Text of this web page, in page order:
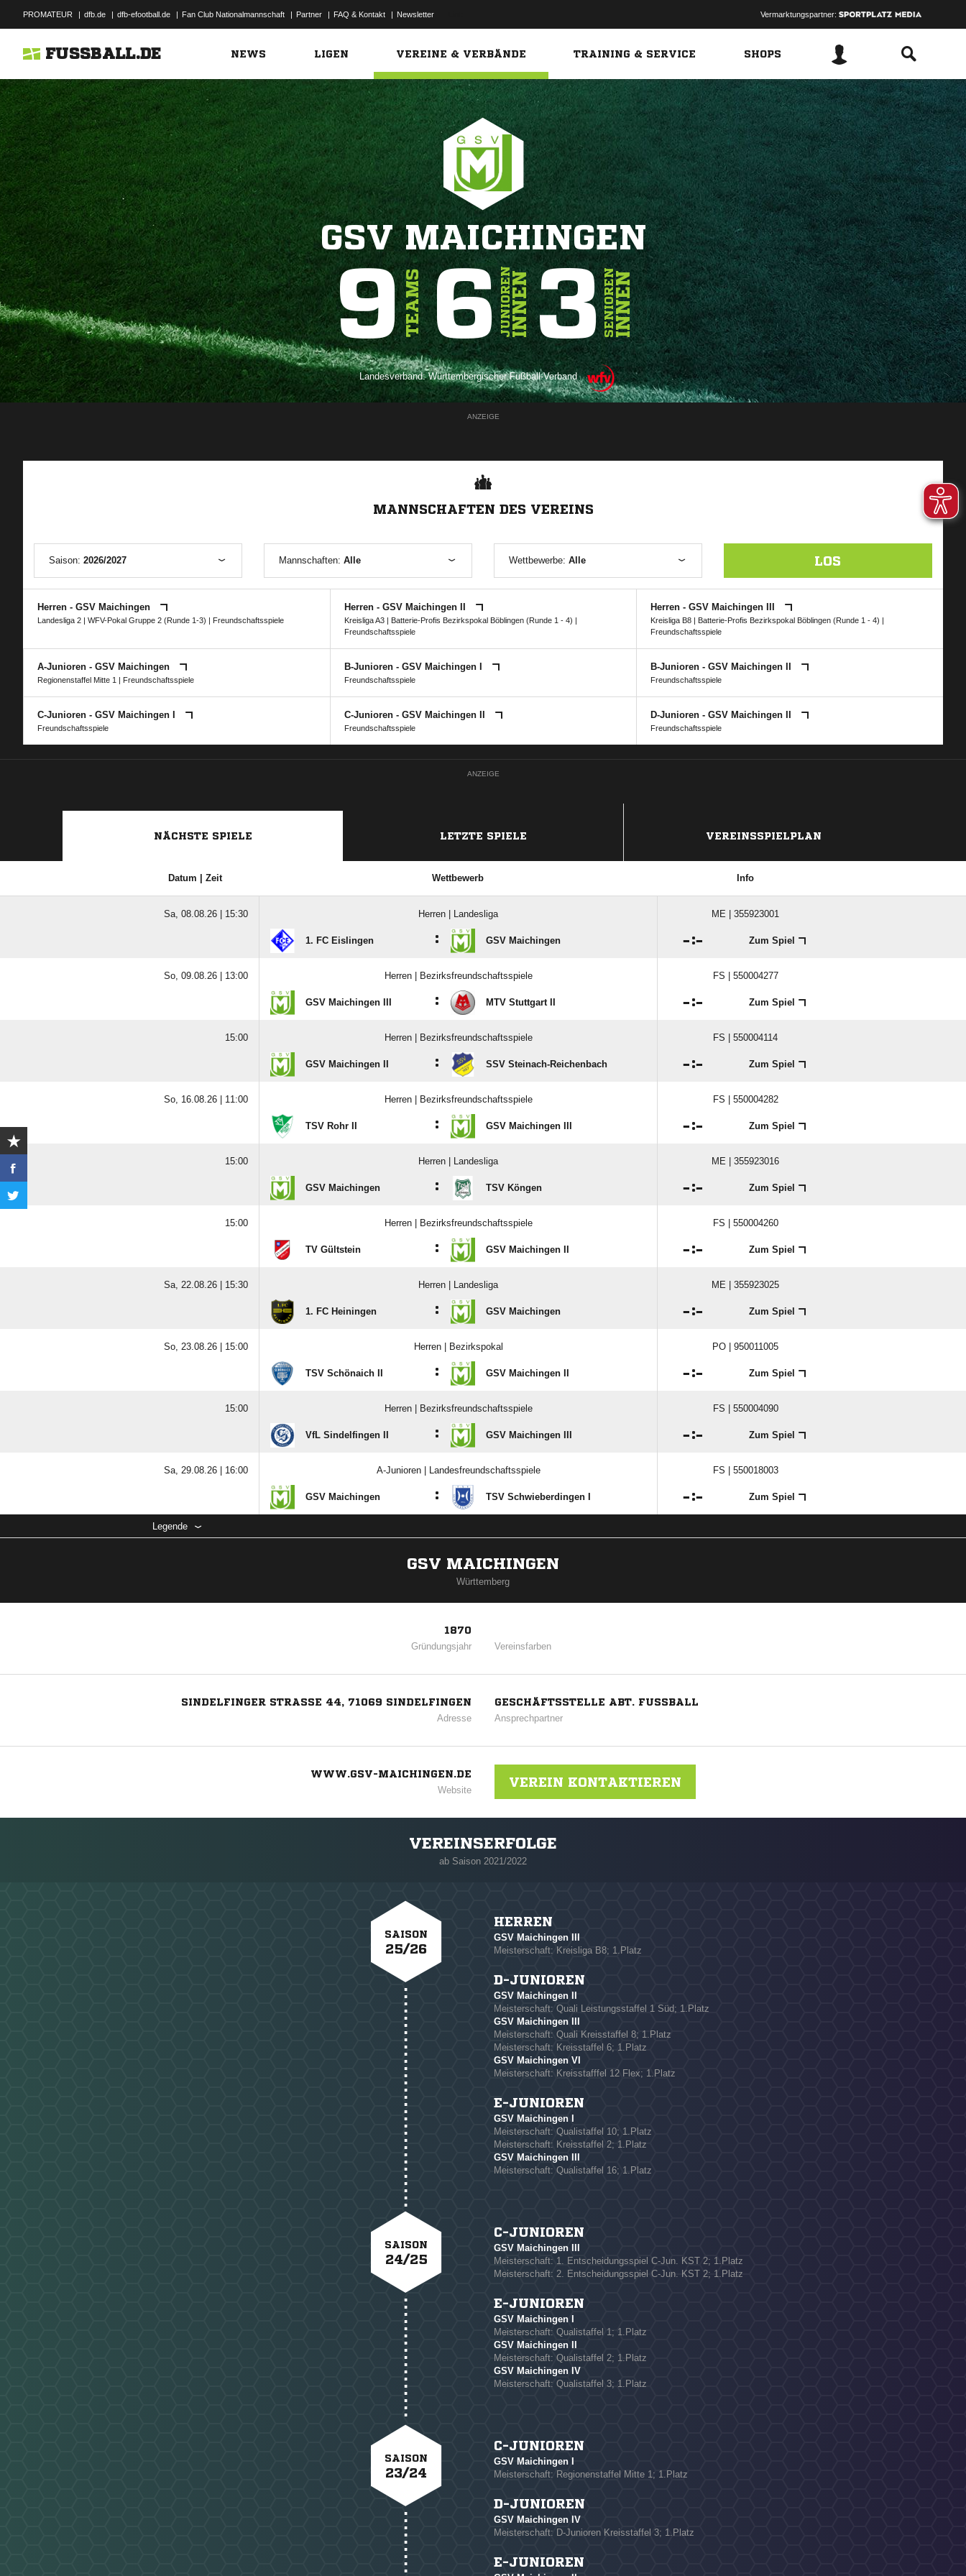
PROMATEUR | dfb.de | dfb-efootball.de | Fan Club Nationalmannschaft | Partner | FAQ & Kontakt | Newsletter Vermarktungspartner:
FUSSBALL.DE NEWS LIGEN VEREINE & VERBÄNDE TRAINING & SERVICE SHOPS
GSV MAICHINGEN
9TEAMS6JUNIORENINNEN3SENIORENINNEN
Landesverband:Württembergischer Fußball-Verband
ANZEIGE
MANNSCHAFTEN DES VEREINS
Saison: 2026/2027 Mannschaften: Alle Wettbewerbe: Alle LOS
Herren - GSV Maichingen
Landesliga 2 | WFV-Pokal Gruppe 2 (Runde 1-3) | Freundschaftsspiele
Herren - GSV Maichingen II
Kreisliga A3| Batterie-Profis Bezirkspokal Böblingen (Runde 1 - 4) |
Freundschaftsspiele
Herren - GSV Maichingen III
Kreisliga B8 | Batterie-Profis Bezirkspokal Böblingen (Runde 1 - 4) |
Freundschaftsspiele
A-Junioren - GSV Maichingen
Regionenstaffel Mitte 1 | Freundschaftsspiele
B-Junioren - GSV Maichingen I
Freundschaftsspiele
B-Junioren - GSV Maichingen II
Freundschaftsspiele
C-Junioren - GSV Maichingen I
Freundschaftsspiele
C-Junioren - GSV Maichingen II
Freundschaftsspiele
D-Junioren - GSV Maichingen II
Freundschaftsspiele
ANZEIGE
NÄCHSTE SPIELE LETZTE SPIELE VEREINSSPIELPLAN
Datum | Zeit Wettbewerb Info
Sa, 08.08.26 | 15:30 Herren | Landesliga ME | 355923001
1. FC Eislingen : GSV Maichingen : Zum Spiel
So, 09.08.26 | 13:00 Herren | Bezirksfreundschaftsspiele FS | 550004277
GSV Maichingen III : MTV Stuttgart II : Zum Spiel
15:00 Herren | Bezirksfreundschaftsspiele FS | 550004114
GSV Maichingen II : SSV Steinach-Reichenbach : Zum Spiel
So, 16.08.26 | 11:00 Herren | Bezirksfreundschaftsspiele FS | 550004282
TSV Rohr II : GSV Maichingen III : Zum Spiel
15:00 Herren | Landesliga ME | 355923016
GSV Maichingen : TSV Köngen : Zum Spiel
15:00 Herren | Bezirksfreundschaftsspiele FS | 550004260
TV Gültstein : GSV Maichingen II : Zum Spiel
Sa, 22.08.26 | 15:30 Herren | Landesliga ME | 355923025
1. FC Heiningen : GSV Maichingen : Zum Spiel
So, 23.08.26 | 15:00 Herren | Bezirkspokal PO | 950011005
TSV Schönaich II : GSV Maichingen II : Zum Spiel
15:00 Herren | Bezirksfreundschaftsspiele FS | 550004090
VfL Sindelfingen II : GSV Maichingen III : Zum Spiel
Sa, 29.08.26 | 16:00 A-Junioren | Landesfreundschaftsspiele FS | 550018003
GSV Maichingen : TSV Schwieberdingen I : Zum Spiel
Legende
GSV MAICHINGEN
Württemberg
1870
Gründungsjahr Vereinsfarben
SINDELFINGER STRASSE 44, 71069 SINDELFINGEN
Adresse
GESCHÄFTSSTELLE ABT. FUSSBALL
Ansprechpartner
WWW.GSV-MAICHINGEN.DE
Website
VEREIN KONTAKTIEREN
NACHRICHT SENDEN
* Pflichtfelder
VEREINSERFOLGE
ab Saison 2021/2022
SAISON
25/26
HERREN
GSV Maichingen III
Meisterschaft: Kreisliga B8; 1.Platz
D-JUNIOREN
GSV Maichingen II
Meisterschaft: Quali Leistungsstaffel 1 Süd; 1.Platz
GSV Maichingen III
Meisterschaft: Quali Kreisstaffel 8; 1.Platz
Meisterschaft: Kreisstaffel 6; 1.Platz
GSV Maichingen VI
Meisterschaft: Kreisstafffel 12 Flex; 1.Platz
E-JUNIOREN
GSV Maichingen I
Meisterschaft: Qualistaffel 10; 1.Platz
Meisterschaft: Kreisstaffel 2; 1.Platz
GSV Maichingen III
Meisterschaft: Qualistaffel 16; 1.Platz
SAISON
24/25
C-JUNIOREN
GSV Maichingen III
Meisterschaft: 1. Entscheidungsspiel C-Jun. KST 2; 1.Platz
Meisterschaft: 2. Entscheidungsspiel C-Jun. KST 2; 1.Platz
E-JUNIOREN
GSV Maichingen I
Meisterschaft: Qualistaffel 1; 1.Platz
GSV Maichingen II
Meisterschaft: Qualistaffel 2; 1.Platz
GSV Maichingen IV
Meisterschaft: Qualistaffel 3; 1.Platz
SAISON
23/24
C-JUNIOREN
GSV Maichingen I
Meisterschaft: Regionenstaffel Mitte 1; 1.Platz
D-JUNIOREN
GSV Maichingen IV
Meisterschaft: D-Junioren Kreisstaffel 3; 1.Platz
E-JUNIOREN